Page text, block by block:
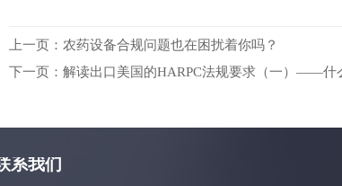
上一页： 农药设备合规问题也在困扰着你吗？
下一页： 解读出口美国的HARPC法规要求（一）——什
系我们